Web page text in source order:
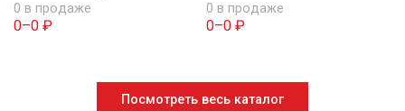
0 в продаже
0–0 ₽
0 в продаже
0–0 ₽
Посмотреть весь каталог